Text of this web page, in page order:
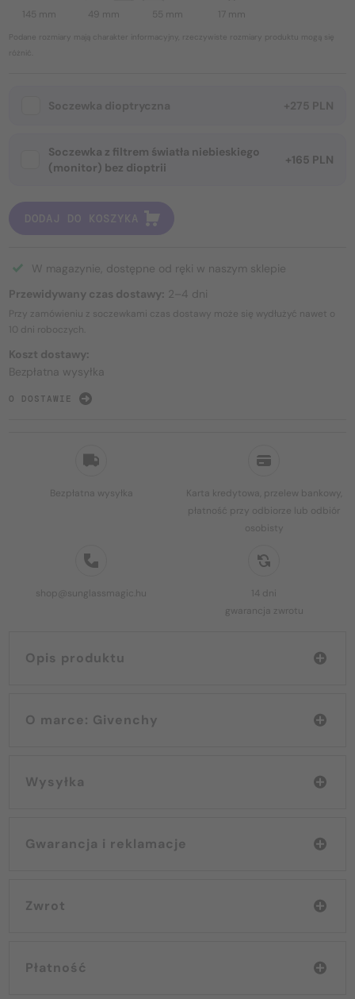
Bezpłatna wysyłka
Karta kredytowa, przelew bankowy,
płatność przy odbiorze lub odbiór
osobisty
shop@sunglassmagic.hu
14 dni
gwarancja zwrotu
Opis produktu
O marce: Givenchy
Wysyłka
Gwarancja i reklamacje
Zwrot
Płatność
145 mm 49 mm 55 mm 17 mm
Podane rozmiary mają charakter informacyjny, rzeczywiste rozmiary produktu mogą się
różnić.
Soczewka dioptryczna +275 PLN
Soczewka z filtrem światła niebieskiego
(monitor) bez dioptrii
+165 PLN
DODAJ DO KOSZYKA
W magazynie, dostępne od ręki w naszym sklepie
Przewidywany czas dostawy: 2–4 dni
Przy zamówieniu z soczewkami czas dostawy może się wydłużyć nawet o
10 dni roboczych.
Koszt dostawy:
Bezpłatna wysyłka
O DOSTAWIE